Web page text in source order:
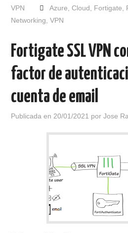
VPN
Azure Cloud Fortigate
Networking ,VPN
Fortigate SSL VPN
factor de
cuenta de email
Publicada en 20/01/2021 porJose